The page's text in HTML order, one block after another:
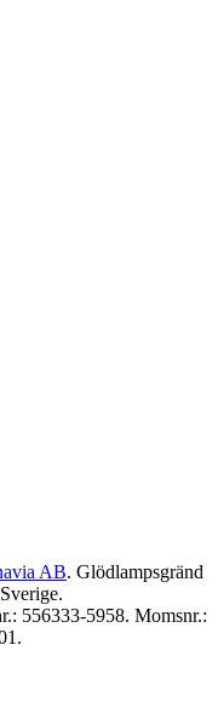
AB. Glödlampsgränd
556333-5958. Momsnr.: